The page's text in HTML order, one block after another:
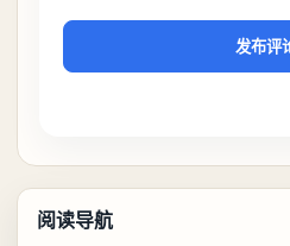
发布评
阅读导航